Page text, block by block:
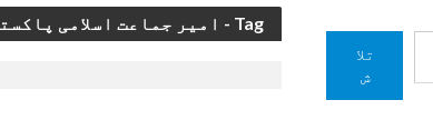
Tag - امیر جماعت اسلامی پاکستان سراج الحق
تلا
ش